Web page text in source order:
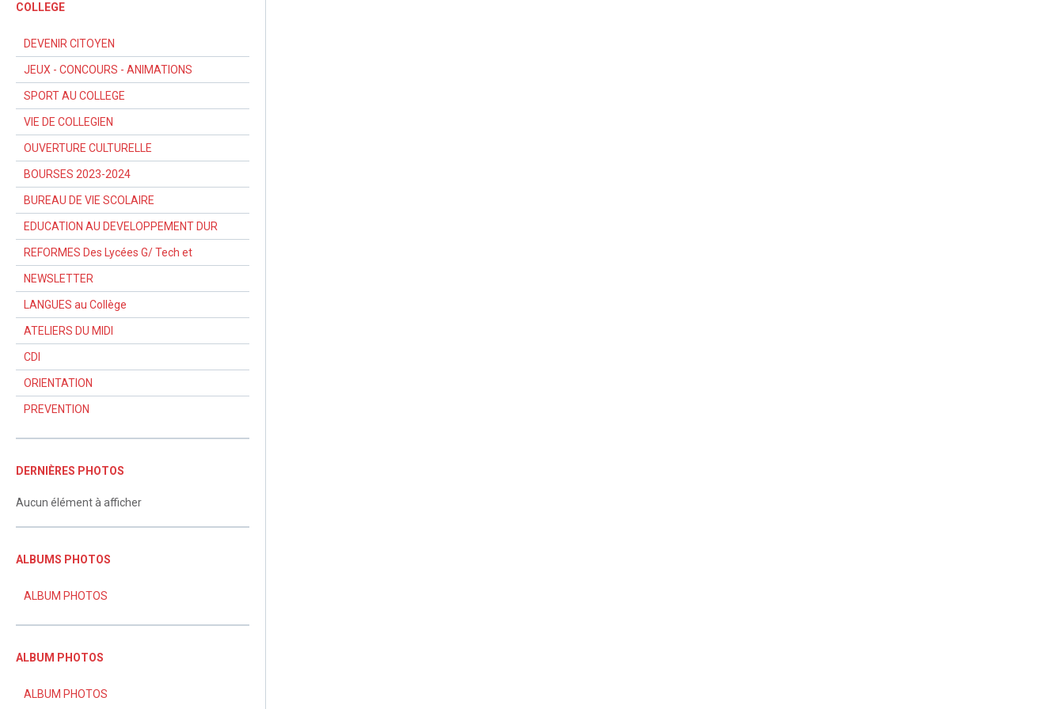
COLLEGE
DEVENIR CITOYEN
JEUX - CONCOURS - ANIMATIONS
SPORT AU COLLEGE
VIE DE COLLEGIEN
OUVERTURE CULTURELLE
BOURSES 2023-2024
BUREAU DE VIE SCOLAIRE
EDUCATION AU DEVELOPPEMENT DUR
REFORMES Des Lycées G/ Tech et
NEWSLETTER
LANGUES au Collège
ATELIERS DU MIDI
CDI
ORIENTATION
PREVENTION
DERNIÈRES PHOTOS
Aucun élément à afficher
ALBUMS PHOTOS
ALBUM PHOTOS
ALBUM PHOTOS
ALBUM PHOTOS